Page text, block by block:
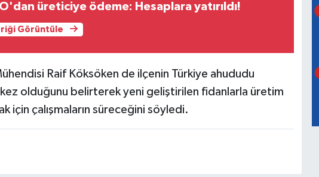
üreticiye ödeme: Hesaplara yatırıldı!
Görüntüle
Raif Köksöken de ilçenin Türkiye ahududu
olduğunu belirterek yeni geliştirilen fidanlarla üretim
için çalışmaların süreceğini söyledi.